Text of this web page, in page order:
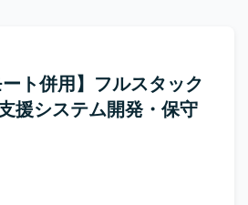
ト併用】フルスタック
援システム開発・保守